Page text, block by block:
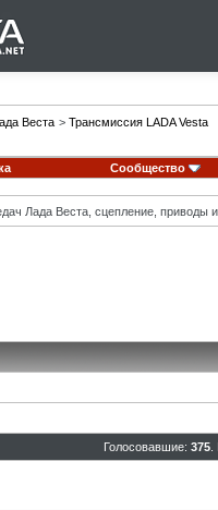
Веста > Трансмиссия LADA Vesta
Сообщество
Лада Веста, сцепление, приводы и
Голосовавшие: 375.